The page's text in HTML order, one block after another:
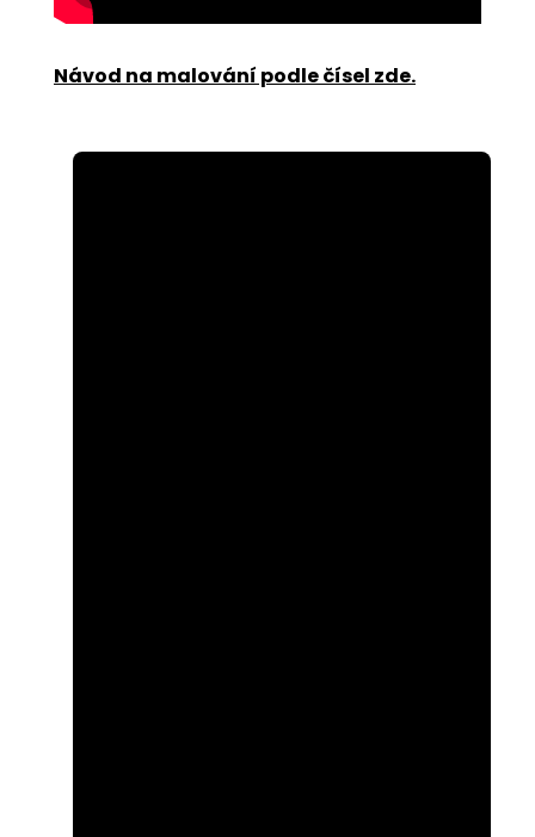
Návod na malování podle čísel zde.